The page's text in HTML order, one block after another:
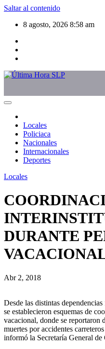
Saltar al contenido
8 agosto, 2026 8:58 am
Locales
Policiaca
Nacionales
Internacionales
Deportes
Locales
DURANTE
Abr 2, 2018
Desde las distintas
se establecieron esquemas de
vacacional, donde se reportaron
muertes por accidentes
informó la Secretaría General de